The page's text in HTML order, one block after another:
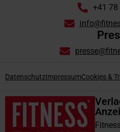
+41 78
DatenschutzImpressumCookies &